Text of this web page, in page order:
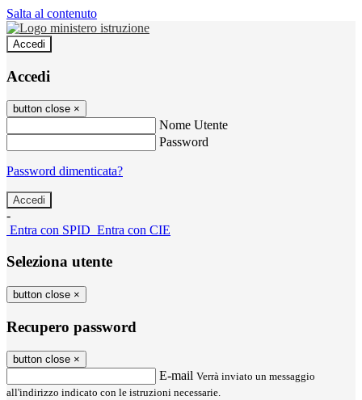
Salta al contenuto
Accedi
Accedi
button close ×
Nome Utente
Password
Password dimenticata?
-
Entra con SPID Entra con CIE
Seleziona utente
button close ×
Recupero password
button close ×
E-mail Verrà inviato un messaggio
all'indirizzo indicato con le istruzioni necessarie.